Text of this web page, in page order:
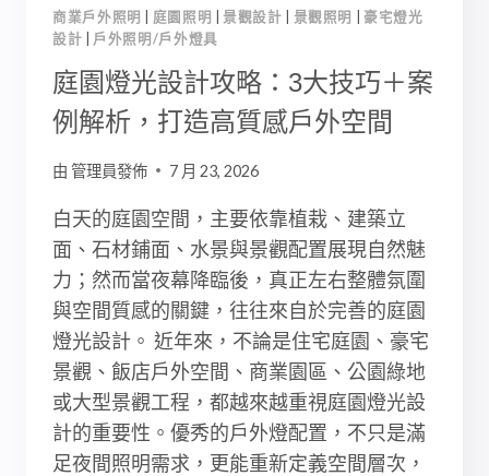
商業戶外照明 庭園照明 |景觀設計 景觀照明
豪宅燈光
設計
戶外照明/戶外燈具
庭園燈光設計攻略：3大技巧＋案
例解析，打造高質感戶外空間
由 管理員發佈 7 月 23, 2026
白天的庭園空間，主要依靠植栽、建築立
面、石材鋪面、水景與景觀配置展現自然魅
力；然而當夜幕降臨後，真正左右整體氛圍
與空間質感的關鍵，往往來自於完善的庭園
燈光設計。 近年來，不論是住宅庭園、豪宅
景觀、飯店戶外空間、商業園區、公園綠地
或大型景觀工程，都越來越重視庭園燈光設
計的重要性。優秀的戶外燈配置，不只是滿
足夜間照明需求，更能重新定義空間層次，